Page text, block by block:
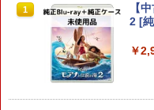
1
ス
￥
1
コン
Sフ
1
【
2 [
￥